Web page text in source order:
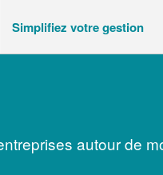
Simplifiez votre gestion
autour de